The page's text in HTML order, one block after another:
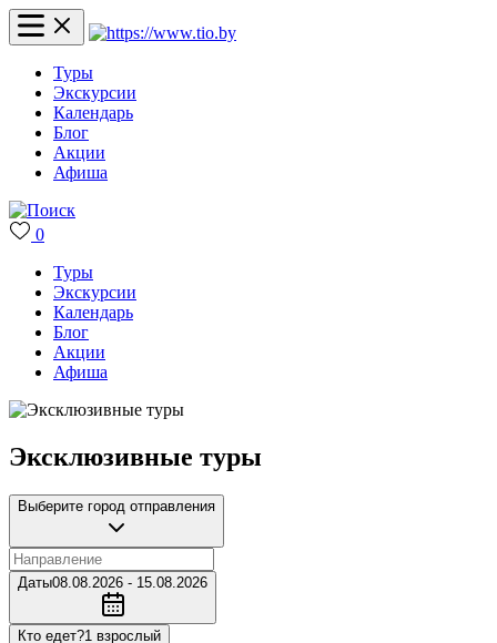
Туры
Экскурсии
Календарь
Блог
Акции
Афиша
0
Туры
Экскурсии
Календарь
Блог
Акции
Афиша
Эксклюзивные туры
Выберите город отправления
Даты08.08.2026 - 15.08.2026
Кто едет?1 взрослый